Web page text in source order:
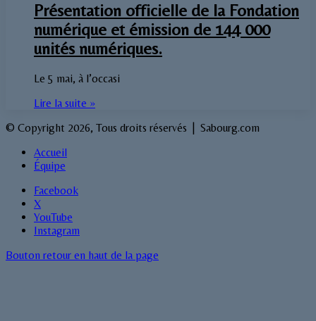
Présentation officielle de la Fondation
numérique et émission de 144 000
unités numériques.
Le 5 mai, à l’occasi
Lire la suite »
© Copyright 2026, Tous droits réservés | Sabourg.com
Accueil
Équipe
Facebook
X
YouTube
Instagram
Bouton retour en haut de la page